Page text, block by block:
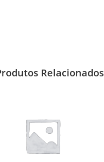
Relacionados